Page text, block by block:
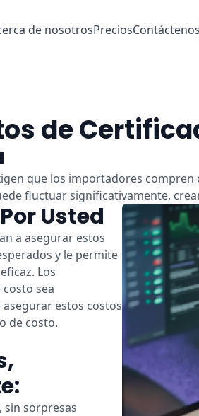
de nosotrosPreciosContáctenos
de
que los importadores
fluctuar significativamente,
Usted
a asegurar estos
y le permite
Los
sea
estos costos
de costo.
sin sorpresas